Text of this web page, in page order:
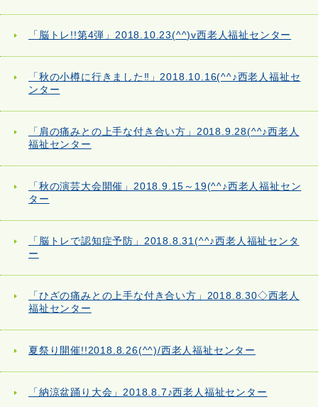
「脳トレ!!第4弾」2018.10.23(^^)v西老人福祉センター
「秋の小樽に行きました‼」2018.10.16(^^♪西老人福祉セ
ンター
「肩の痛みとの上手な付き合い方」2018.9.28(^^♪西老人
福祉センター
「秋の演芸大会開催」2018.9.15～19(^^♪西老人福祉セン
ター
「脳トレで認知症予防」2018.8.31(^^♪西老人福祉センタ
ー
「ひざの痛みとの上手な付き合い方」2018.8.30◇西老人
福祉センター
夏祭り開催!!2018.8.26(^^)/西老人福祉センター
「納涼盆踊り大会」2018.8.7♪西老人福祉センター